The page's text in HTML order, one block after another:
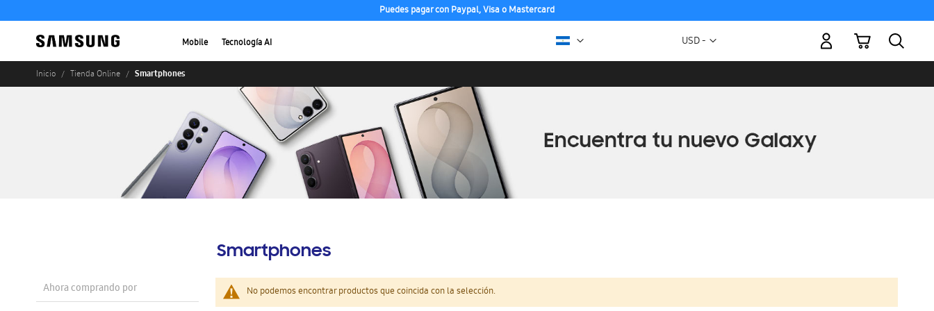
Puedes pagar con Paypal, Visa o Mastercard
Mobile Tecnología AI Moneda
USD -
Mi carrito
Inicio Tienda Online Smartphones
Smartphones
No podemos encontrar productos que coincida con la selección.
Ahora comprando por